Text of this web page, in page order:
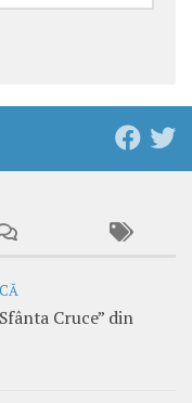
Cruce” din